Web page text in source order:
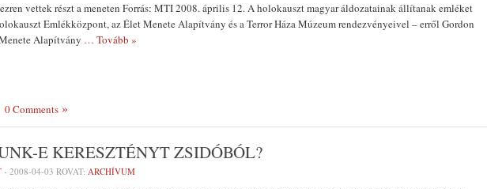
vettek részt a meneten Forrás: MTI 2008. április 12. A holokauszt magyar áldozatainak állítanak emléket
Emlékközpont, az Élet Menete Alapítvány és a Terror Háza Múzeum rendezvényeivel – erről Gordon
Alapítvány … Tovább »
0 Comments
E KERESZTÉNYT ZSIDÓBÓL?
- 2008-04-03 ROVAT: ARCHÍVUM